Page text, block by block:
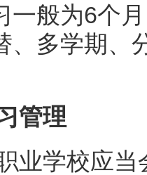
一般为6个
、多学期、
管理
学校应当